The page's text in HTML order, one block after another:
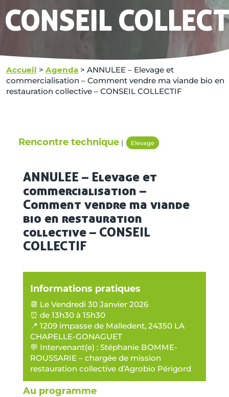
CONSEIL
Accueil > Agenda > ANNULEE – Elevage et
commercialisation – Comment vendre ma viande bio en
restauration collective – CONSEIL COLLECTIF
Rencontre technique | Elevage
ANNULEE – Elevage et
commercialisation –
Comment vendre ma viande
bio en restauration
collective – CONSEIL
COLLECTIF
Informations pratiques
📆 Le Vendredi 30 Janvier 2026
⏰ de 13h30 à 15h30
📍 1209 impasse de Malledent, 24350 LA
CHAPELLE-GONAGUET
💬 Intervenant(e) : Stéphanie BOMME-
ROUSSARIE – chargée de mission
restauration collective d’Agrobio Périgord
Au programme